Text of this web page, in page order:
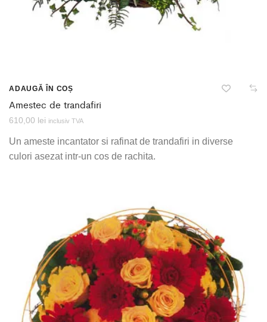
ADAUGĂ ÎN COȘ
Amestec de trandafiri
610,00 lei inclusiv TVA
Un ameste incantator si rafinat de trandafiri in diverse
culori asezat intr-un cos de rachita.